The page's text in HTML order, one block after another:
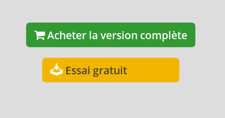
Acheter la version complète
Essai gratuit